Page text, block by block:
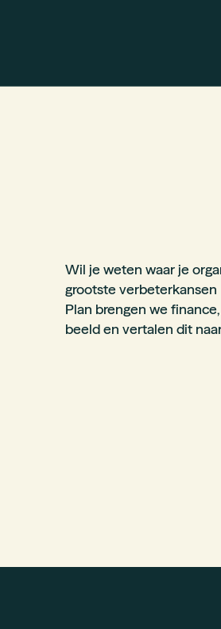
Wil je weten waar je
grootste verbeterkansen
Plan brengen we
beeld en vertalen dit